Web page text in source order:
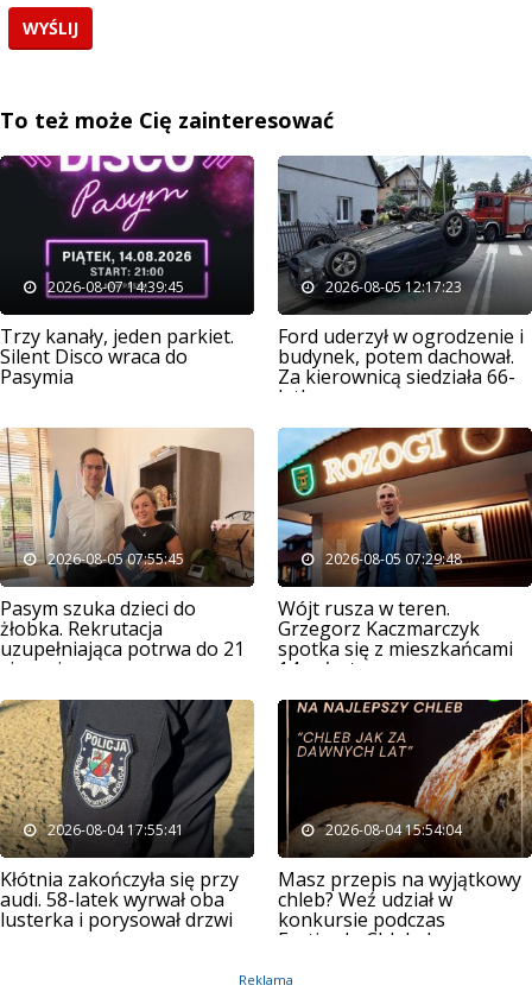
To też może Cię zainteresować
2026-08-07 14:39:45
Trzy kanały, jeden parkiet.
Silent Disco wraca do
Pasymia
2026-08-05 12:17:23
Ford uderzył w ogrodzenie i
budynek, potem dachował.
Za kierownicą siedziała 66-
latka
2026-08-05 07:55:45
Pasym szuka dzieci do
żłobka. Rekrutacja
uzupełniająca potrwa do 21
sierpnia
2026-08-05 07:29:48
Wójt rusza w teren.
Grzegorz Kaczmarczyk
spotka się z mieszkańcami
14 sołectw
2026-08-04 17:55:41
Kłótnia zakończyła się przy
audi. 58-latek wyrwał oba
lusterka i porysował drzwi
2026-08-04 15:54:04
Masz przepis na wyjątkowy
chleb? Weź udział w
konkursie podczas
Festiwalu Chleba!
Reklama